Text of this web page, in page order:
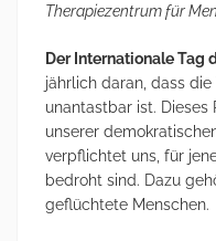
Therapiezentrum für
Der Internationale Tag
jährlich daran, dass
unantastbar ist.
unserer
verpflichtet uns, für
bedroht sind. Dazu
geflüchtete Menschen.